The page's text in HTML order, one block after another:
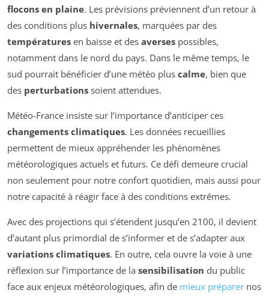
flocons en plaine. Les prévisions préviennent d’un retour à
des conditions plus hivernales, marquées par des
températures en baisse et des averses possibles,
notamment dans le nord du pays. Dans le même temps, le
sud pourrait bénéficier d’une météo plus calme, bien que
des perturbations soient attendues.
Météo-France insiste sur l’importance d’anticiper ces
changements climatiques. Les données recueillies
permettent de mieux appréhender les phénomènes
météorologiques actuels et futurs. Ce défi demeure crucial
non seulement pour notre confort quotidien, mais aussi pour
notre capacité à réagir face à des conditions extrêmes.
Avec des projections qui s’étendent jusqu’en 2100, il devient
d’autant plus primordial de s’informer et de s’adapter aux
variations climatiques. En outre, cela ouvre la voie à une
réflexion sur l’importance de la sensibilisation du public
face aux enjeux météorologiques, afin de mieux préparer nos